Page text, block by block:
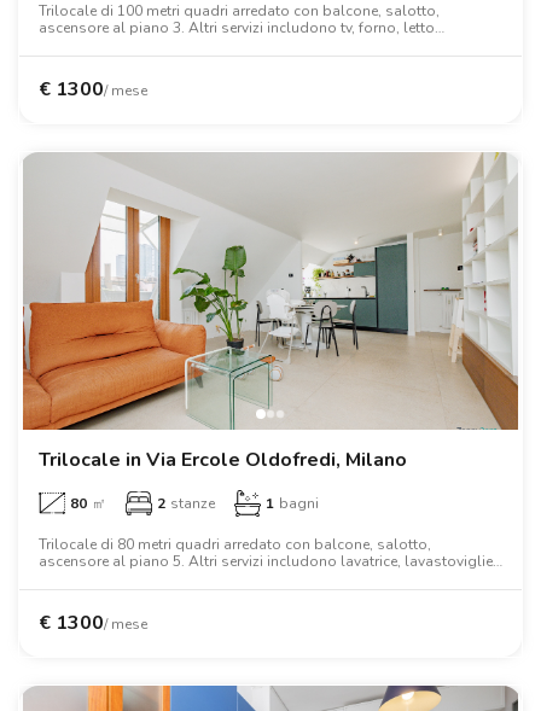
Trilocale di 100 metri quadri arredato con balcone, salotto,
ascensore al piano 3. Altri servizi includono tv, forno, letto
€ 1300/ mese
Trilocale in Via Ercole Oldofredi, Milano
80 ㎡ 2 stanze 1 bagni
Trilocale di 80 metri quadri arredato con balcone, salotto,
ascensore al piano 5. Altri servizi includono lavatrice, lavastoviglie,
armadio, scrivania.
€ 1300/ mese